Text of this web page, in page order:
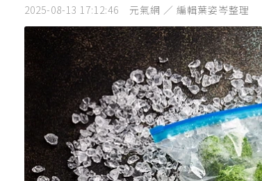
2025-08-13 17:12:46 元氣網 ／ 編輯葉姿岑整理